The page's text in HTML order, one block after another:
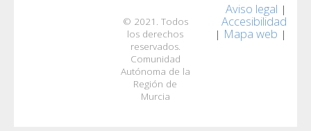
© 2021. Todos
los derechos
reservados.
Comunidad
Autónoma de la
Región de
Murcia
Aviso legal |
Accesibilidad
| Mapa web |